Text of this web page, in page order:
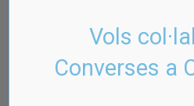
EntradesVols
Converses a